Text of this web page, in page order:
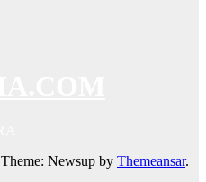
Theme: Newsup by Themeansar.